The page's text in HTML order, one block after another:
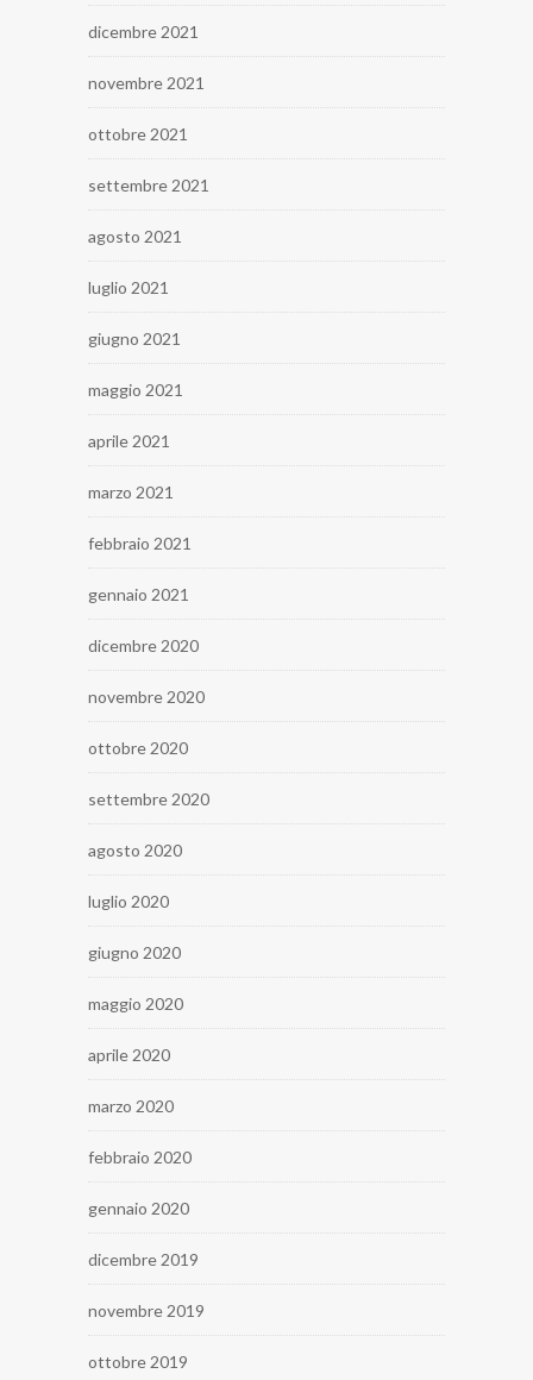
dicembre 2021
novembre 2021
ottobre 2021
settembre 2021
agosto 2021
luglio 2021
giugno 2021
maggio 2021
aprile 2021
marzo 2021
febbraio 2021
gennaio 2021
dicembre 2020
novembre 2020
ottobre 2020
settembre 2020
agosto 2020
luglio 2020
giugno 2020
maggio 2020
aprile 2020
marzo 2020
febbraio 2020
gennaio 2020
dicembre 2019
novembre 2019
ottobre 2019